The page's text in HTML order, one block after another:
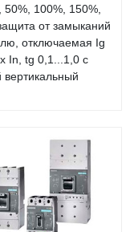
100%, 150%,
от замыканий
отключаемая Ig
In, tg 0,1...1,0 с
вертикальный